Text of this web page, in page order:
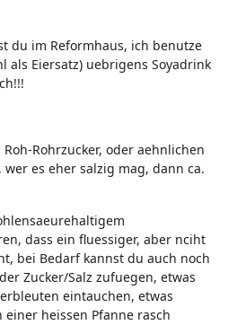
du im Reformhaus, ich benutze
als Eiersatz) uebrigens Soyadrink
Rohrzucker, oder aehnlichen
es eher salzig mag, dann ca.
dass ein fluessiger, aber nciht
bei Bedarf kannst du auch noch
Zucker/Salz zufuegen, etwas
eintauchen, etwas
heissen Pfanne rasch